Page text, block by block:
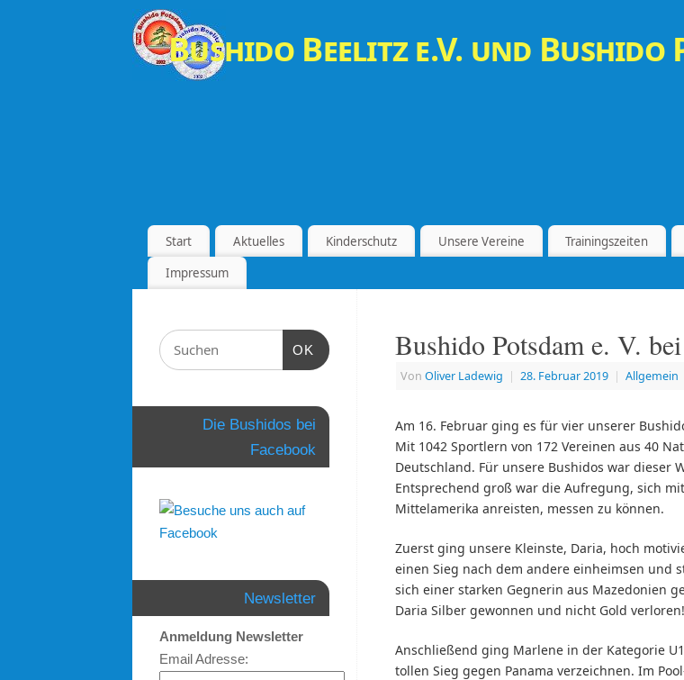
Bushido Beelitz e.V. und Bushido
Start Aktuelles Kinderschutz Unsere Vereine Trainingszeiten
Impressum
Bushido Potsdam e. V.
Von Oliver Ladewig | 28. Februar 2019 | Allgemein
Am 16. Februar ging es für vier unserer
Mit 1042 Sportlern von 172 Vereinen aus 40
Deutschland. Für unsere Bushidos war dieser
Entsprechend groß war die Aufregung, sich
Mittelamerika anreisten, messen zu können.
Zuerst ging unsere Kleinste, Daria, hoch
einen Sieg nach dem andere einheimsen und
sich einer starken Gegnerin aus Mazedonien
Daria Silber gewonnen und nicht Gold verloren!
Anschließend ging Marlene in der Kategorie
tollen Sieg gegen Panama verzeichnen. Im
OK
Die Bushidos bei
Facebook
Newsletter
Anmeldung Newsletter
Email Adresse: